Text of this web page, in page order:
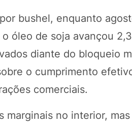
bushel, enquanto
óleo de soja avançou
diante do bloqueio
o cumprimento
comerciais.
no interior,